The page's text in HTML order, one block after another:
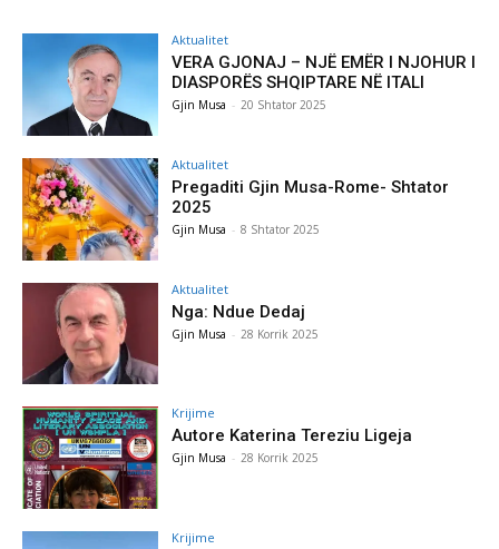
Aktualitet
VERA GJONAJ – NJË EMËR I NJOHUR I
DIASPORËS SHQIPTARE NË ITALI
Gjin Musa - 20 Shtator 2025
Aktualitet
Pregaditi Gjin Musa-Rome- Shtator
2025
Gjin Musa - 8 Shtator 2025
Aktualitet
Nga: Ndue Dedaj
Gjin Musa - 28 Korrik 2025
Krijime
Autore Katerina Tereziu Ligeja
Gjin Musa - 28 Korrik 2025
Krijime